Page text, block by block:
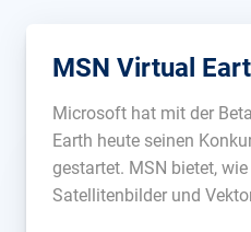
MSN Virtual
Microsoft hat mit der
Earth heute seinen
gestartet. MSN bietet,
Satellitenbilder und